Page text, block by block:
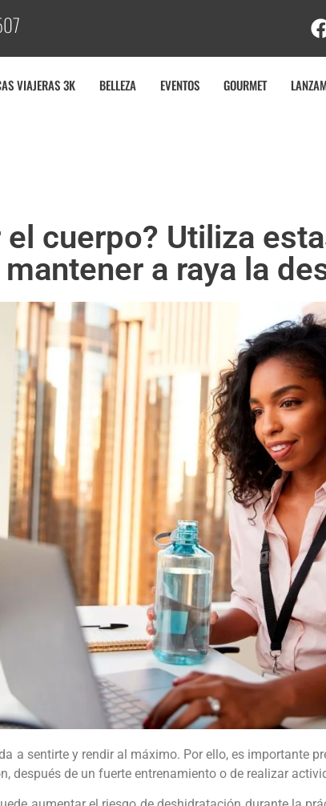
Co
VIAJERAS 3K BELLEZA EVENTOS GOURMET
cuerpo? Utiliza
mantener a raya la
a sentirte y rendir al máximo. Por ello, es importante
después de un fuerte entrenamiento o de realizar